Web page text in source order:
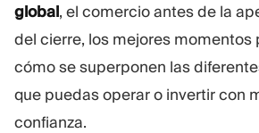
global, el comercio antes de la
del cierre, los mejores momentos
cómo se superponen las
que puedas operar o invertir con
confianza.